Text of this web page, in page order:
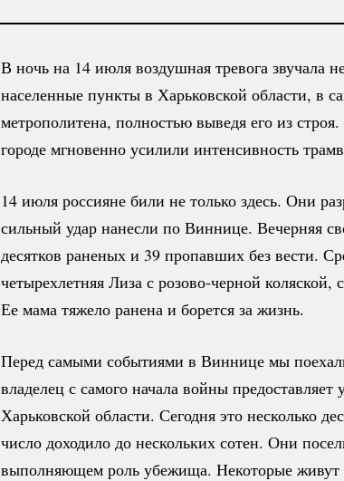
В ночь на 14 июля воздушная тревога звучала
населенные пункты в Харьковской области, в
метрополитена, полностью выведя его из
городе мгновенно усилили интенсивность
14 июля россияне били не только здесь. Они
сильный удар нанесли по Виннице. Вечерняя
десятков раненых и 39 пропавших без вести.
четырехлетняя Лиза с розово-черной коляской,
Ее мама тяжело ранена и борется за жизнь.
Перед самыми событиями в Виннице мы
владелец с самого начала войны
Харьковской области. Сегодня это несколько
число доходило до нескольких сотен. Они
выполняющем роль убежища. Некоторые живут